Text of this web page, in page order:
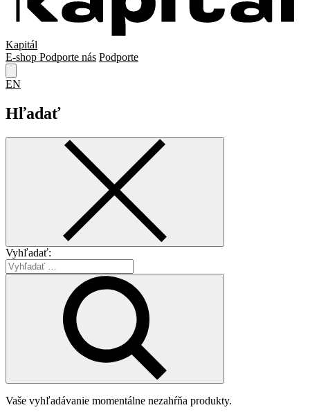
Kapitál
E-shop Podporte nás Podporte
EN
Hľadať
Vyhľadať:
Vaše vyhľadávanie momentálne nezahŕňa produkty.